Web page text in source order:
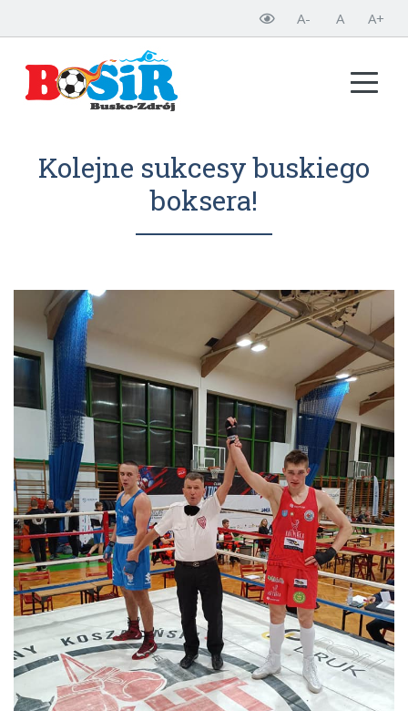
A- A A+
Kolejne sukcesy buskiego
boksera!